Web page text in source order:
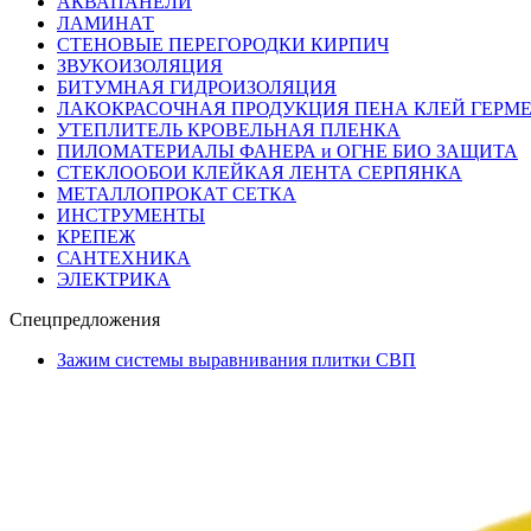
ЛАМИНАТ
СТЕНОВЫЕ ПЕРЕГОРОДКИ КИРПИЧ
ЗВУКОИЗОЛЯЦИЯ
БИТУМНАЯ ГИДРОИЗОЛЯЦИЯ
ЛАКОКРАСОЧНАЯ ПРОДУКЦИЯ ПЕНА КЛЕЙ
УТЕПЛИТЕЛЬ КРОВЕЛЬНАЯ ПЛЕНКА
ПИЛОМАТЕРИАЛЫ ФАНЕРА и ОГНЕ БИО ЗАЩИТА
СТЕКЛООБОИ КЛЕЙКАЯ ЛЕНТА СЕРПЯНКА
МЕТАЛЛОПРОКАТ СЕТКА
ИНСТРУМЕНТЫ
КРЕПЕЖ
САНТЕХНИКА
ЭЛЕКТРИКА
Спецпредложения
Зажим системы выравнивания плитки СВП